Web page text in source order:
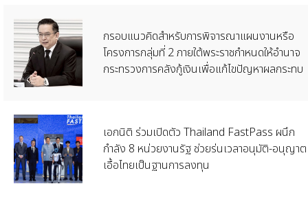
กรอบแนวคิดสำหรับการพิจารณาแผนงานหรือ
โครงการกลุ่มที่ 2 ภายใต้พระราชกำหนดให้อำนาจ
กระทรวงการคลังกู้เงินเพื่อแก้ไขปัญหาผลกระทบ
เอกนิติ ร่วมเปิดตัว Thailand FastPass ผนึก
กำลัง 8 หน่วยงานรัฐ ช่วยร่นเวลาอนุมัติ-อนุญาต
เอื้อไทยเป็นฐานการลงทุน